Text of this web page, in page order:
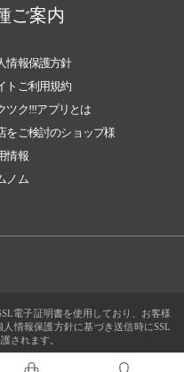
ご案内
情報保護方針
トご利用規約
ツク!!!アプリとは
をご検討のショップ様
情報
ノム
電子証明書を使用しており、お客様
情報保護方針に基づき送信時にSSL
されます。